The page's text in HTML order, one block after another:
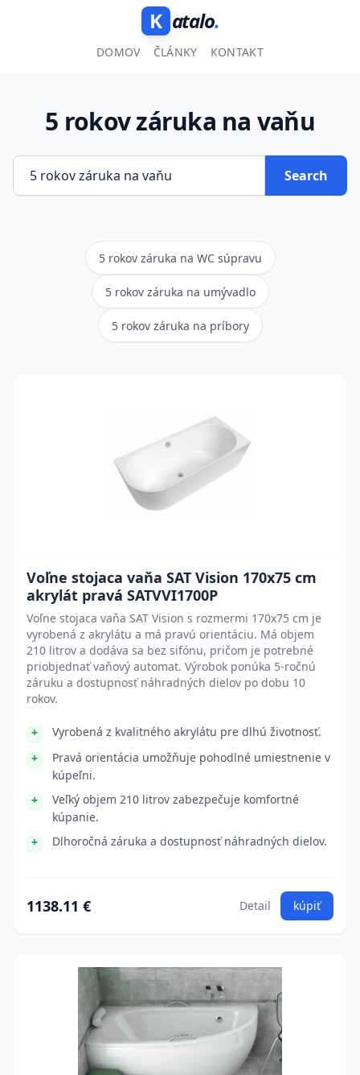
K atalo.
DOMOV ČLÁNKY KONTAKT
5 rokov záruka na vaňu
Search
5 rokov záruka na WC súpravu
5 rokov záruka na umývadlo
5 rokov záruka na príbory
Voľne stojaca vaňa SAT Vision 170x75 cm
akrylát pravá SATVVI1700P
Voľne stojaca vaňa SAT Vision s rozmermi 170x75 cm je
vyrobená z akrylátu a má pravú orientáciu. Má objem
210 litrov a dodáva sa bez sifónu, pričom je potrebné
priobjednať vaňový automat. Výrobok ponúka 5-ročnú
záruku a dostupnosť náhradných dielov po dobu 10
rokov.
Vyrobená z kvalitného akrylátu pre dlhú životnosť.
Pravá orientácia umožňuje pohodlné umiestnenie v
kúpeľni.
Veľký objem 210 litrov zabezpečuje komfortné
kúpanie.
Dlhoročná záruka a dostupnosť náhradných dielov.
1138.11 € Detail kúpiť